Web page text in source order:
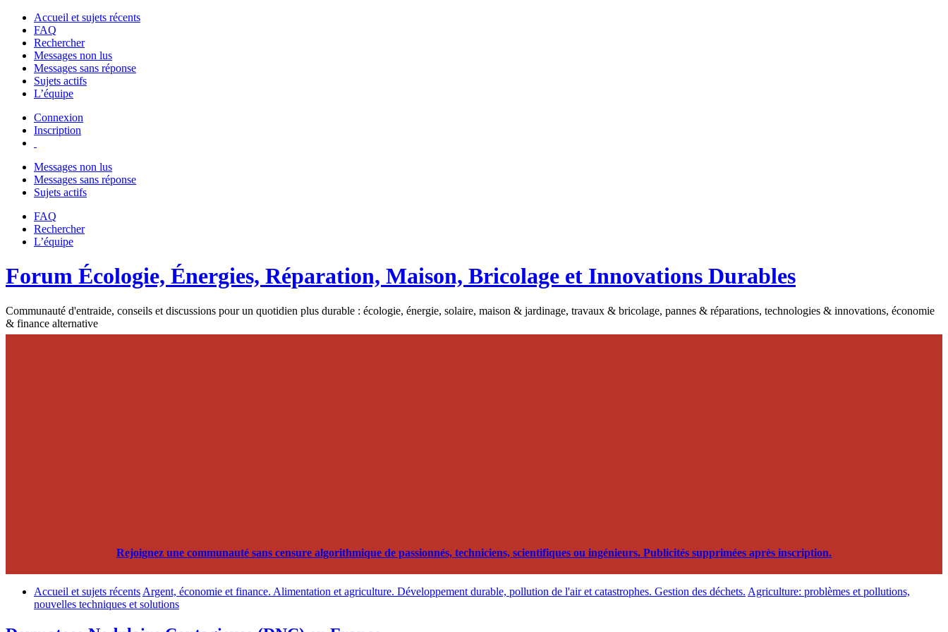
Accueil et sujets récents
FAQ
Rechercher
Messages non lus
Messages sans réponse
Sujets actifs
L’équipe
Connexion
Inscription
Messages non lus
Messages sans réponse
Sujets actifs
FAQ
Rechercher
L’équipe
Forum Écologie, Énergies, Réparation, Maison, Bricolage et Innovations Durables
Communauté d'entraide, conseils et discussions pour un quotidien plus durable : écologie, énergie, solaire, maison & jardinage, travaux & bricolage, pannes & réparations, technologies & innovations, économie
& finance alternative
Rejoignez une communauté sans censure algorithmique de passionnés, techniciens, scientifiques ou ingénieurs. Publicités supprimées après inscription.
Accueil et sujets récentsArgent, économie et finance. Alimentation et agriculture. Développement durable, pollution de l'air et catastrophes. Gestion des déchets. Agriculture: problèmes et pollutions,
nouvelles techniques et solutions